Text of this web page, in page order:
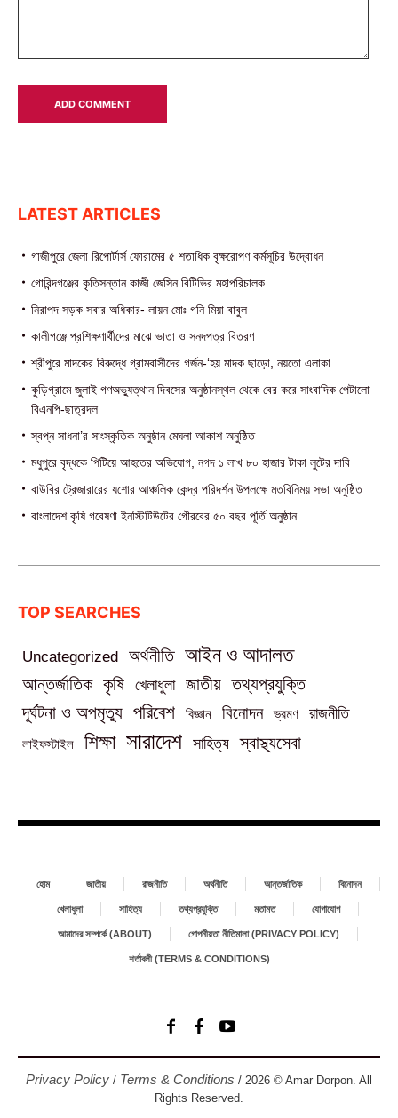
LATEST ARTICLES
গাজীপুরে জেলা রিপোর্টার্স ফোরামের ৫ শতাধিক বৃক্ষরোপণ কর্মসূচির উদ্বোধন
গোবিন্দগঞ্জের কৃতিসন্তান কাজী জেসিন বিটিভির মহাপরিচালক
নিরাপদ সড়ক সবার অধিকার- লায়ন মোঃ গনি মিয়া বাবুল
কালীগঞ্জে প্রশিক্ষণার্থীদের মাঝে ভাতা ও সনদপত্র বিতরণ
শ্রীপুরে মাদকের বিরুদ্ধে গ্রামবাসীদের গর্জন-‘হয় মাদক ছাড়ো, নয়তো এলাকা
কুড়িগ্রামে জুলাই গণঅভ্যুত্থান দিবসের অনুষ্ঠানস্থল থেকে বের করে সাংবাদিক পেটালো
বিএনপি-ছাত্রদল
স্বপ্ন সাধনা’র সাংস্কৃতিক অনুষ্ঠান মেঘলা আকাশ অনুষ্ঠিত
মধুপুরে বৃদ্ধকে পিটিয়ে আহতের অভিযোগ, নগদ ১ লাখ ৮০ হাজার টাকা লুটের দাবি
বাউবির ট্রেজারারের যশোর আঞ্চলিক কেন্দ্র পরিদর্শন উপলক্ষে মতবিনিময় সভা অনুষ্ঠিত
বাংলাদেশ কৃষি গবেষণা ইনস্টিটিউটের গৌরবের ৫০ বছর পূর্তি অনুষ্ঠান
TOP SEARCHES
Uncategorized অর্থনীতি আইন ও আদালত
আন্তর্জাতিক কৃষি খেলাধুলা জাতীয় তথ্যপ্রযুক্তি
দূর্ঘটনা ও অপমৃত্যু পরিবেশ বিজ্ঞান বিনোদন ভ্রমণ রাজনীতি
লাইফস্টাইল শিক্ষা সারাদেশ সাহিত্য স্বাস্থ্যসেবা
হোম জাতীয় রাজনীতি অর্থনীতি আন্তর্জাতিক বিনোদন
খেলাধুলা সাহিত্য তথ্যপ্রযুক্তি মতামত যোগাযোগ
আমাদের সম্পর্কে (ABOUT) গোপনীয়তা নীতিমালা (PRIVACY POLICY)
শর্তাবলী (TERMS & CONDITIONS)
Privacy Policy / Terms & Conditions / 2026 © Amar Dorpon. All
Rights Reserved.